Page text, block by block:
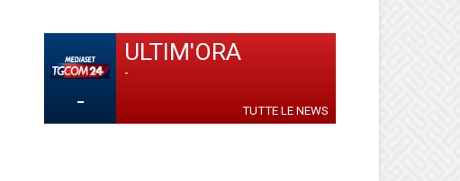
-
ULTIM'ORA
-
TUTTE LE NEWS